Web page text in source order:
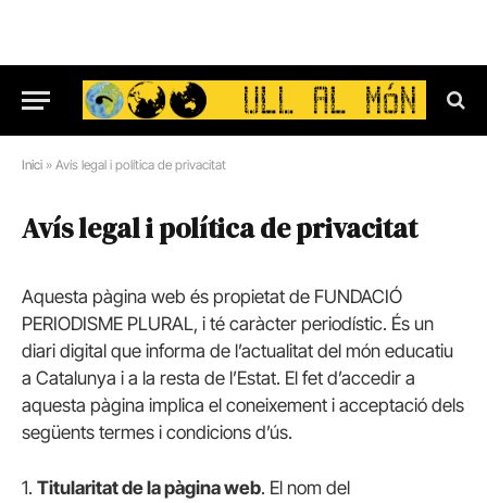
Inici » Avís legal i política de privacitat
Avís legal i política de privacitat
Aquesta pàgina web és propietat de FUNDACIÓ
PERIODISME PLURAL, i té caràcter periodístic. És un
diari digital que informa de l’actualitat del món educatiu
a Catalunya i a la resta de l’Estat. El fet d’accedir a
aquesta pàgina implica el coneixement i acceptació dels
següents termes i condicions d’ús.
1. Titularitat de la pàgina web. El nom del